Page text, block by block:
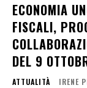
ECONOMIA
FISCALI,
DEL 9
ATTUALITÀ IRENE